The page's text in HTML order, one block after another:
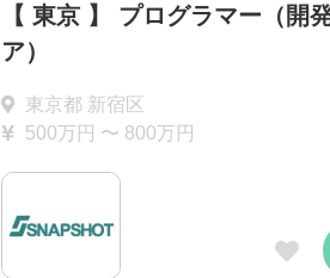
【 東京 】 プログラマー（開
ア）
東京都 新宿区
500万円 〜 800万円